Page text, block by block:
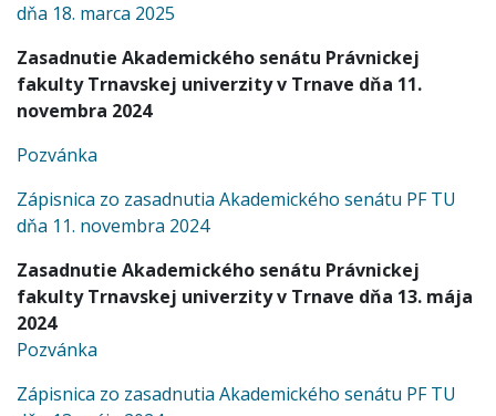
dňa 18. marca 2025
Zasadnutie Akademického senátu Právnickej
fakulty Trnavskej univerzity v Trnave dňa 11.
novembra 2024
Pozvánka
Zápisnica zo zasadnutia Akademického senátu PF TU
dňa 11. novembra 2024
Zasadnutie Akademického senátu Právnickej
fakulty Trnavskej univerzity v Trnave dňa 13. mája
2024
Pozvánka
Zápisnica zo zasadnutia Akademického senátu PF TU